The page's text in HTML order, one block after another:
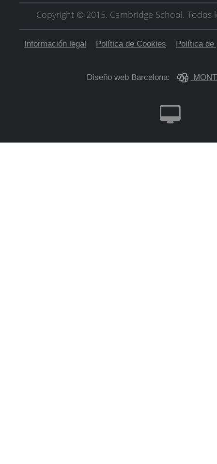
Copyright © 2015. Cambridge School. Todos
Información legal Política de Cookies Política de
Diseño web Barcelona: